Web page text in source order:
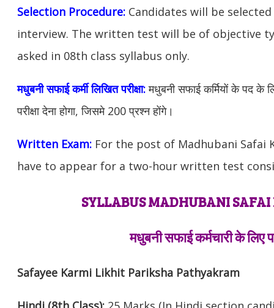
Selection Procedure: Candidates will be
interview. The written test will be of objective
asked in 08th class syllabus only.
मधुबनी सफाई कर्मी लिखित परीक्षा:मधुबनीसफाई कर्मियों के पद के
परीक्षा देना होगा, जिसमे 200 प्रश्न होंगे।
Written Exam: For the post of Madhubani Safai
have to appear for a two-hour written test
SYLLABUS MADHUBANI
मधुबनी सफाई कर्मचारी के लिए
Safayee Karmi Likhit Pariksha Pathyakram